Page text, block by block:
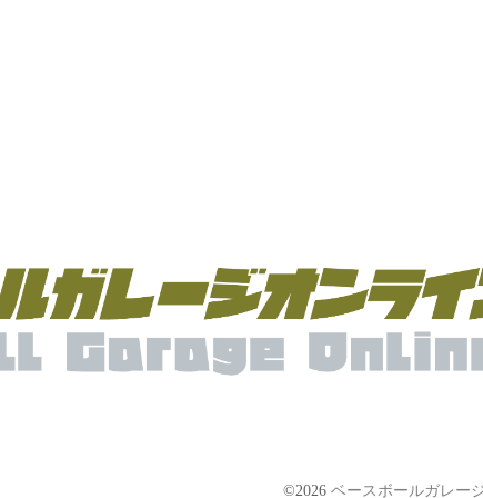
©2026 ベースボールガレージ